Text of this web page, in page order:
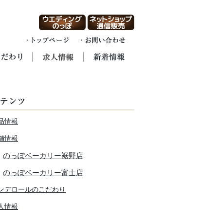
情報
情報
のっぽベーカリー裾野店
のっぽベーカリー富士店
デロールのこだわり
情報